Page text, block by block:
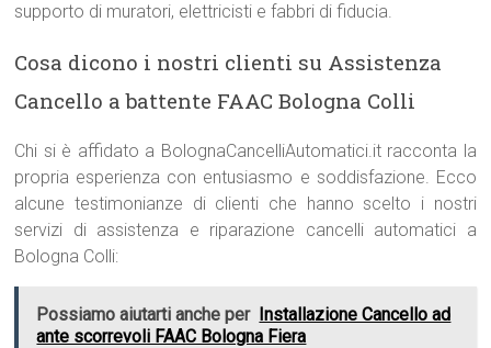
supporto di muratori, elettricisti e fabbri di fiducia.
Cosa dicono i nostri clienti su Assistenza
Cancello a battente FAAC Bologna Colli
Chi si è affidato a BolognaCancelliAutomatici.it racconta la
propria esperienza con entusiasmo e soddisfazione. Ecco
alcune testimonianze di clienti che hanno scelto i nostri
servizi di assistenza e riparazione cancelli automatici a
Bologna Colli:
Possiamo aiutarti anche per Installazione Cancello ad
ante scorrevoli FAAC Bologna Fiera